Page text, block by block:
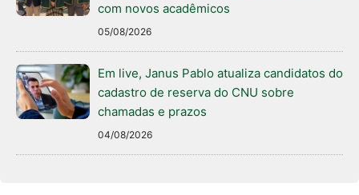
com novos acadêmicos
05/08/2026
Em live, Janus Pablo atualiza candidatos do
cadastro de reserva do CNU sobre
chamadas e prazos
04/08/2026